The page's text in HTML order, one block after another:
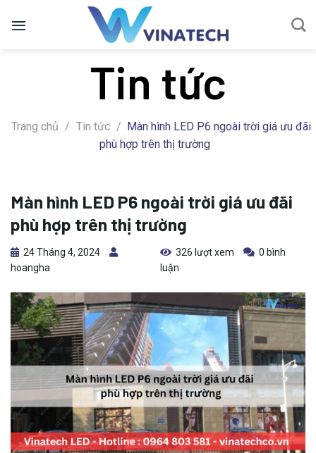
qua
Tin tức
Trang chủ / Tin tức / Màn hình LED P6 ngoài trời giá ưu đãi
phù hợp trên thị trường
Màn hình LED P6 ngoài trời giá ưu đãi
phù hợp trên thị trường
24 Tháng 4, 2024
hoangha
326 lượt xem
0 bình
luận